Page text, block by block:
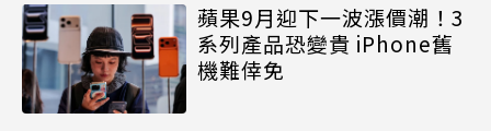
蘋果9月迎下一波漲價潮！3
系列產品恐變貴 iPhone舊
機難倖免